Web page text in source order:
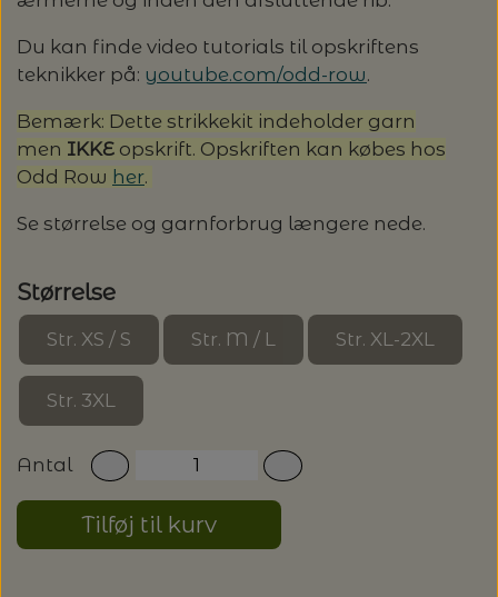
Du kan finde video tutorials til opskriftens
teknikker på: youtube.com/odd-row.
Bemærk: Dette strikkekit indeholder garn
men IKKE opskrift. Opskriften kan købes hos
Odd Row her.
Se størrelse og garnforbrug længere nede.
Størrelse
Str. XS / S Str. M / L Str. XL-2XL
Str. 3XL
Antal
Tilføj til kurv